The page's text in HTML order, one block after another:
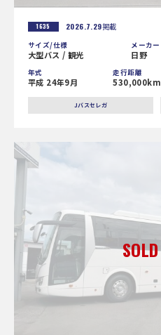
1635 2026.7.29掲載
サイズ/仕様
大型バス / 観光
メーカー
日野
年式
平成 24年9月
走行距離
530,000km
Jバスセレガ